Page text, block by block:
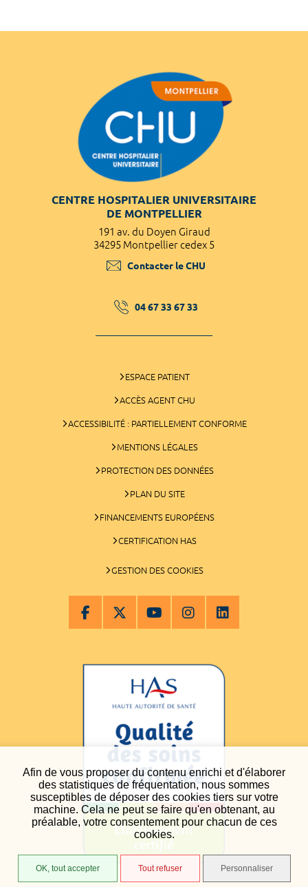
Afin de vous proposer du contenu enrichi et d'élaborer
des statistiques de fréquentation, nous sommes
susceptibles de déposer des cookies tiers sur votre
machine. Cela ne peut se faire qu'en obtenant, au
préalable, votre consentement pour chacun de ces
cookies.
OK, tout accepter Tout refuser Personnaliser
CENTRE HOSPITALIER UNIVERSITAIRE
DE MONTPELLIER
191 av. du Doyen Giraud
34295 Montpellier cedex 5
Contacter le CHU
04 67 33 67 33
ESPACE PATIENT
ACCÈS AGENT CHU
ACCESSIBILITÉ : PARTIELLEMENT CONFORME
MENTIONS LÉGALES
PROTECTION DES DONNÉES
PLAN DU SITE
FINANCEMENTS EUROPÉENS
CERTIFICATION HAS
GESTION DES COOKIES